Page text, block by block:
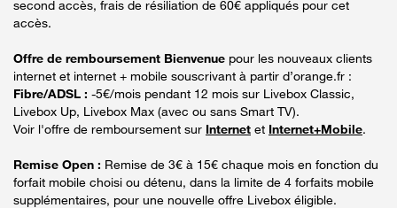
second accès, frais de résiliation de 60€ appliqués pour cet
accès.
Offre de remboursement Bienvenue pour les nouveaux clients
internet et internet + mobile souscrivant à partir d’orange.fr :
Fibre/ADSL : -5€/mois pendant 12 mois sur Livebox Classic,
Livebox Up, Livebox Max (avec ou sans Smart TV).
Voir l'offre de remboursement sur Internet et Internet+Mobile.
Remise Open : Remise de 3€ à 15€ chaque mois en fonction du
forfait mobile choisi ou détenu, dans la limite de 4 forfaits mobile
supplémentaires, pour une nouvelle offre Livebox éligible.